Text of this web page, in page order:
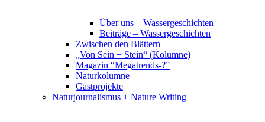
Über uns – Wassergeschichten
Beiträge – Wassergeschichten
Zwischen den Blättern
„Von Sein + Stein“ (Kolumne)
Magazin “Megatrends-?”
Naturkolumne
Gastprojekte
Naturjournalismus + Nature Writing